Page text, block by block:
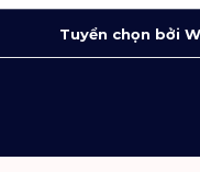
Tuyển chọn bởi